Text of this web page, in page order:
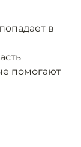
в
помогают